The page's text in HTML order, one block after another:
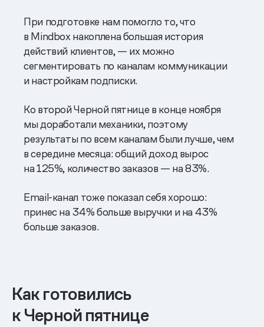
При подготовке нам помогло то, что
в Mindbox накоплена большая история
действий клиентов, — их можно
сегментировать по каналам коммуникации
и настройкам подписки.
Ко второй Черной пятнице в конце ноября
мы доработали механики, поэтому
результаты по всем каналам были лучше, чем
в середине месяца: общий доход вырос
на 125%, количество заказов — на 83%.
Email-канал тоже показал себя хорошо:
принес на 34% больше выручки и на 43%
больше заказов.
Как готовились
к Черной пятнице